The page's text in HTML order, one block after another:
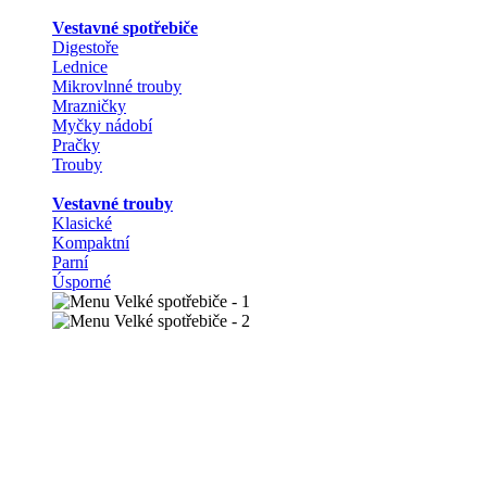
Vestavné spotřebiče
Digestoře
Lednice
Mikrovlnné trouby
Mrazničky
Myčky nádobí
Pračky
Trouby
Vestavné trouby
Klasické
Kompaktní
Parní
Úsporné